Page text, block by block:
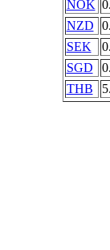
NOK
NZD
SEK
SGD
THB